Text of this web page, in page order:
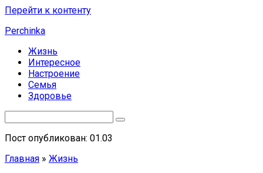
Перейти к контенту
Perchinka
Жизнь
Интересное
Настроение
Семья
Здоровье
Пост опубликован: 01.03
Главная » Жизнь